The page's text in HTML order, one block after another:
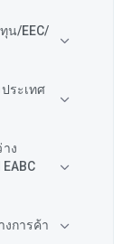
น/EEC/
ระเทศ
ง
งการค้า